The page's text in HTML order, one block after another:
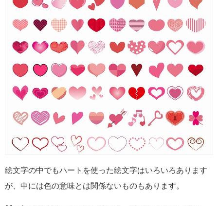
絵文字の中でもハートを使った絵文字はいろいろあります
が、中には色の意味とは関係ないものもあります。